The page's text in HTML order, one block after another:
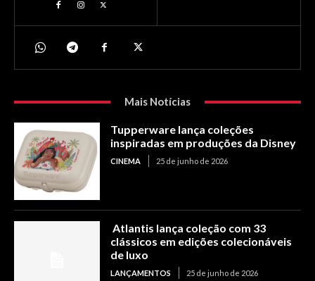
Mais Notícias
Tupperware lança coleções
inspiradas em produções da Disney
CINEMA 25 de junho de 2026
Atlantis lança coleção com 33
clássicos em edições colecionáveis
de luxo
LANÇAMENTOS 25 de junho de 2026